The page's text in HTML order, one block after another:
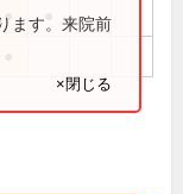
●ます。来院前
×閉じる